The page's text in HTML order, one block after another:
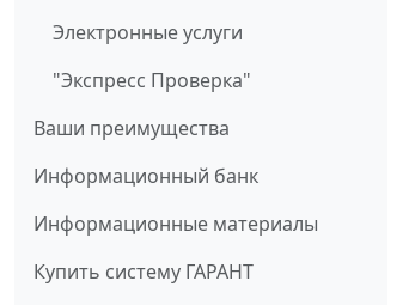
Электронные услуги
"Экспресс Проверка"
Ваши преимущества
Информационный банк
Информационные материалы
Купить систему ГАРАНТ